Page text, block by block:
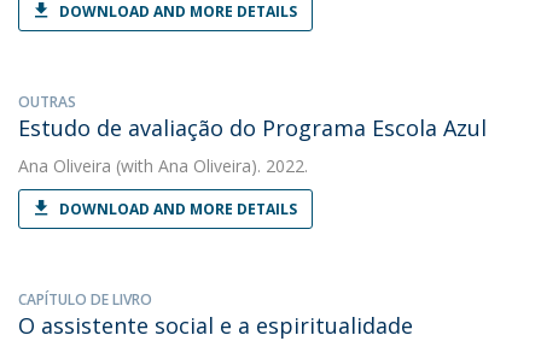
DOWNLOAD AND MORE DETAILS
OUTRAS
Estudo de avaliação do Programa Escola Azul
Ana Oliveira (with Ana Oliveira). 2022.
DOWNLOAD AND MORE DETAILS
CAPÍTULO DE LIVRO
O assistente social e a espiritualidade